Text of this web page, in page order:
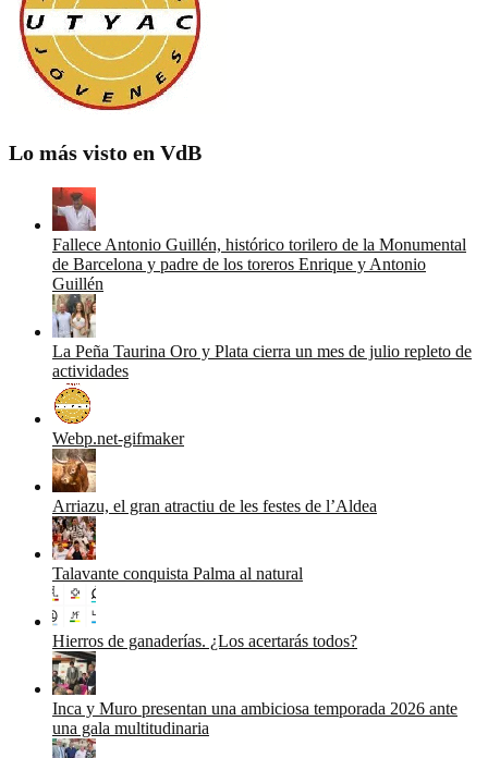
Lo más visto en VdB
Fallece Antonio Guillén, histórico torilero de la Monumental
de Barcelona y padre de los toreros Enrique y Antonio
Guillén
La Peña Taurina Oro y Plata cierra un mes de julio repleto de
actividades
Webp.net-gifmaker
Arriazu, el gran atractiu de les festes de l’Aldea
Talavante conquista Palma al natural
Hierros de ganaderías. ¿Los acertarás todos?
Inca y Muro presentan una ambiciosa temporada 2026 ante
una gala multitudinaria